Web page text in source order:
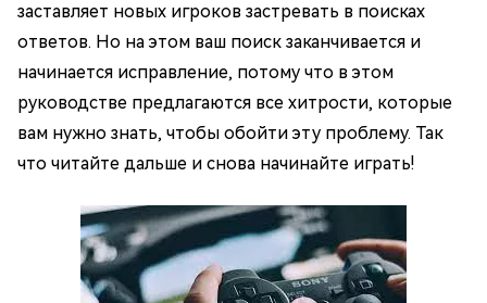
заставляет новых игроков застревать в поисках
ответов. Но на этом ваш поиск заканчивается и
начинается исправление, потому что в этом
руководстве предлагаются все хитрости, которые
вам нужно знать, чтобы обойти эту проблему. Так
что читайте дальше и снова начинайте играть!